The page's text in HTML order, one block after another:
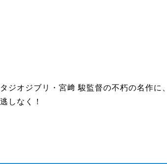
ジオジブリ・宮﨑 駿監督の不朽の名作に、
しなく！